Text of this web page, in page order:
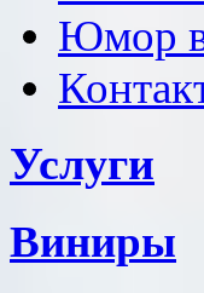
Юмор в
Услуги
Виниры